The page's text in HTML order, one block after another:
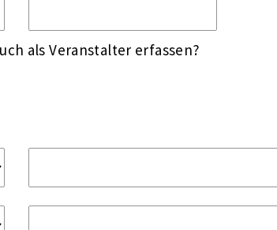
als Veranstalter erfassen?